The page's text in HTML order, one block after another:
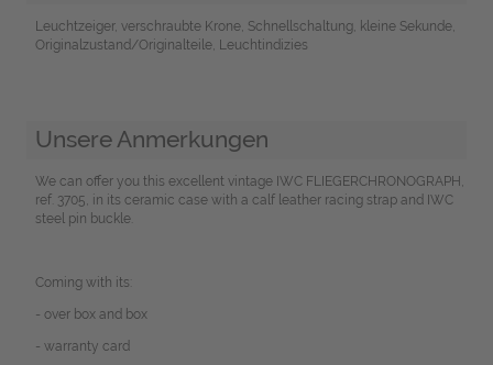
Leuchtzeiger, verschraubte Krone, Schnellschaltung, kleine Sekunde,
Originalzustand/Originalteile, Leuchtindizies
Unsere Anmerkungen
We can offer you this excellent vintage IWC FLIEGERCHRONOGRAPH,
ref. 3705, in its ceramic case with a calf leather racing strap and IWC
steel pin buckle.
Coming with its:
- over box and box
- warranty card